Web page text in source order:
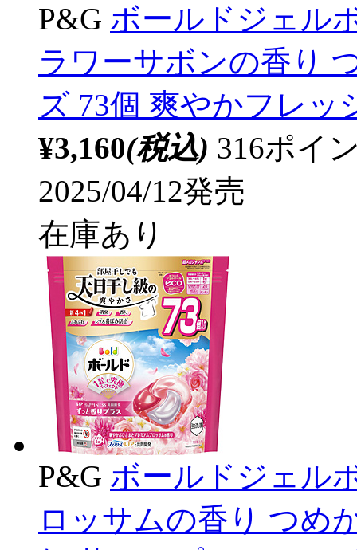
P&G ボールドジェル
ラワーサボンの香り
ズ 73個 爽やかフレ
¥3,160(税込) 316ポイ
2025/04/12発売
在庫あり
P&G ボールドジェル
ロッサムの香り つめ